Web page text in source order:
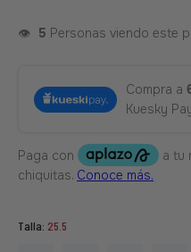
👁️ 5 Personas viendo este
Compra a
Kuesky
Talla: 25.5